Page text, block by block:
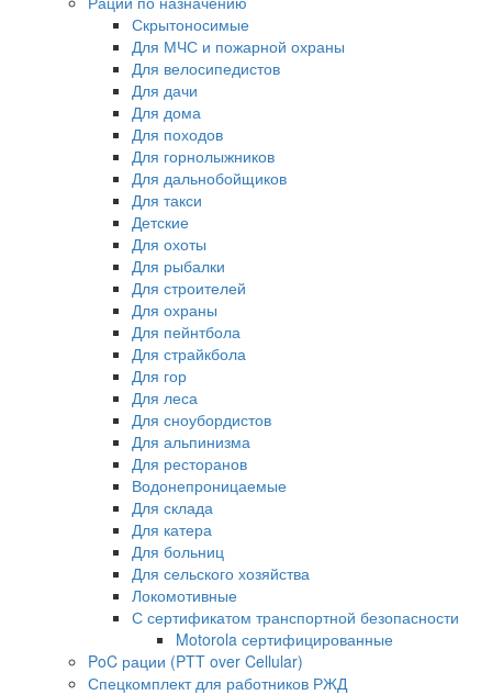
Скрытоносимые
Для МЧС и пожарной охраны
Для велосипедистов
Для дачи
Для дома
Для походов
Для горнолыжников
Для дальнобойщиков
Для такси
Детские
Для охоты
Для рыбалки
Для строителей
Для охраны
Для пейнтбола
Для страйкбола
Для гор
Для леса
Для сноубордистов
Для альпинизма
Для ресторанов
Водонепроницаемые
Для склада
Для катера
Для больниц
Для сельского хозяйства
Локомотивные
С сертификатом транспортной безопасности
Motorola сертифицированные
PoC рации (PTT over Cellular)
Спецкомплект для работников РЖД